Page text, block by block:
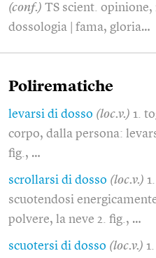
(conf.) TS scient.
dossologia | fama, gloria…
Polirematiche
levarsi di dosso (loc.v.) 1.
corpo, dalla persona:
fig., …
scrollarsi di dosso (loc.v.)
scuotendosi
polvere, la neve 2. fig., …
scuotersi di dosso (loc.v.)